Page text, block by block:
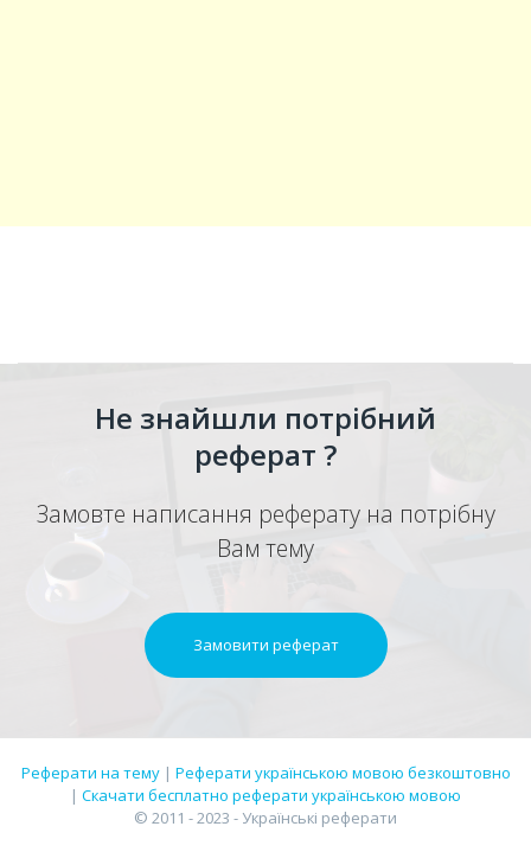
Не знайшли потрібний
реферат ?
Замовте написання реферату на потрібну
Вам тему
Замовити реферат
Реферати на тему| Реферати українською мовою безкоштовно
| Скачати бесплатно реферати українською мовою
© 2011 - 2023 - Українські реферати